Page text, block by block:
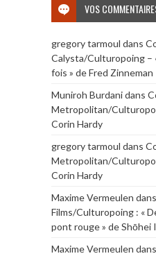
VOS
gregory tarmoul dans
Calysta/Culturopoing –
fois » de Fred Zinneman
Muniroh Burdanidans
Metropolitan/
Corin Hardy
gregory tarmoul dans
Metropolitan/
Corin Hardy
Maxime Vermeulen dans
Films/Culturopoing : «
pont rouge » de Shōhei
Maxime Vermeulen dans